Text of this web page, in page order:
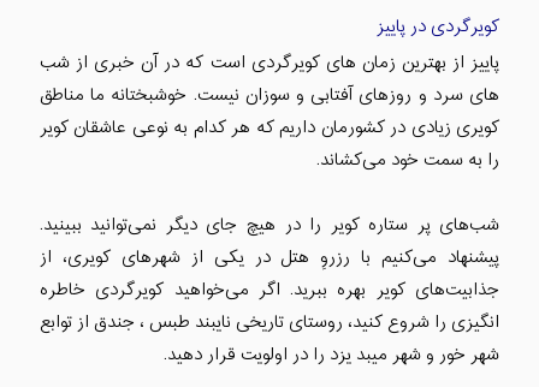
کویرگردی در پاییز
پاییز از بهترین زمان های کویرگردی است که در آن خبری از شب
های سرد و روزهای آفتابی و سوزان نیست. خوشبختانه ما مناطق
کویری زیادی در کشورمان داریم که هر کدام به نوعی عاشقان کویر
را به سمت خود می‌کشاند.
شب‌های پر ستاره کویر را در هیچ جای دیگر نمی‌توانید ببینید.
پیشنهاد می‌کنیم با رزروِ هتل در یکی از شهرهای کویری، از
جذابیت‌های کویر بهره ببرید. اگر می‌خواهید کویرگردی خاطره
انگیزی را شروع کنید، روستای تاریخی نایبند طبس ، جندق از توابع
شهر خور و شهر میبد یزد را در اولویت قرار دهید.